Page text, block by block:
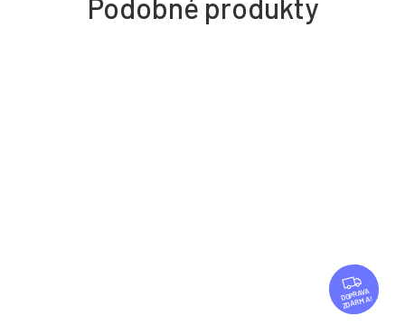
Z
D
A
ZDARMA